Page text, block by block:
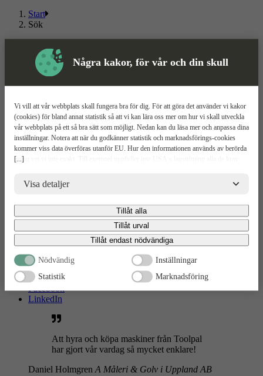
Några kakor, för vår och din skull
[...]
Vi vill att vår webbplats skall fungera bra för dig. För att göra det använder vi kakor
(cookies) för bland annat statistik så att vi kan lära oss mer om hur vi skall utveckla
vår webbplats på ett så bra sätt som möjligt. Nedan kan du läsa mer och anpassa dina
inställningar. Notera att när du godkänner statistik och marknadsförings-cookies
kommer viss data överföras utanför EU. Hur den informationen används av berörda
bolag vet vi inte exakt. Till exempel uppfyller inte USA:s lagstiftning alla de krav
risker för dina personuppgifter. De berörda bolagen måste lämna över uppgifter till
brottsbekämpande myndigheter i USA om de får en sådan begäran. Det kan dock
gällande eventuella personuppgifter som de brottsbekämpande myndigheterna har
fått tillgång till. Genom att godkänna statistik och marknadsförings-cookies nedan
bekräftar du att du samtycker till att data överförs till tredje land.
Visa detaljer
Tillåt alla
Tillåt urval
Tillåt endast nödvändiga
Nödvändig
Inställningar
Statistik
Marknadsföring
Start
Sök
Om ToolPal
Om oss
Våra depåer
Boka demo
Vattenrening
ToolPal To Go
Kundservice
Kontakta oss
Våra avtal
ToolBox
Boka retur
Följ oss
Instagram
Facebook
LinkedIn
Att hyra och köpa maskiner från Toolpal
har gjort vår vardag så mycket enklare!
Daniel Holmgren A Måleri & Golv i Uppland AB